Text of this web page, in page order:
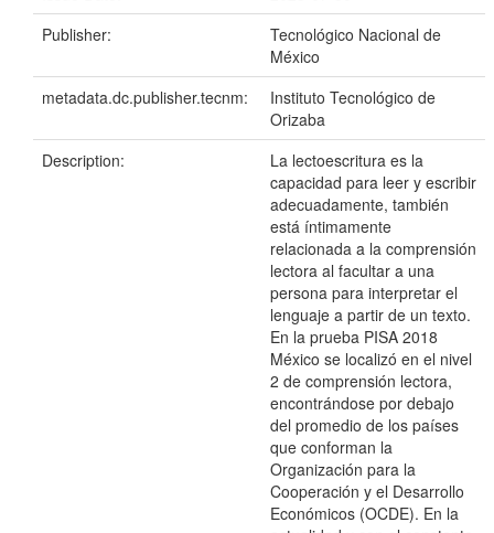
Publisher:
Tecnológico Nacional de
México
metadata.dc.publisher.tecnm:
Instituto Tecnológico de
Orizaba
Description:
La lectoescritura es la
capacidad para leer y escribir
adecuadamente, también
está íntimamente
relacionada a la comprensión
lectora al facultar a una
persona para interpretar el
lenguaje a partir de un texto.
En la prueba PISA 2018
México se localizó en el nivel
2 de comprensión lectora,
encontrándose por debajo
del promedio de los países
que conforman la
Organización para la
Cooperación y el Desarrollo
Económicos (OCDE). En la